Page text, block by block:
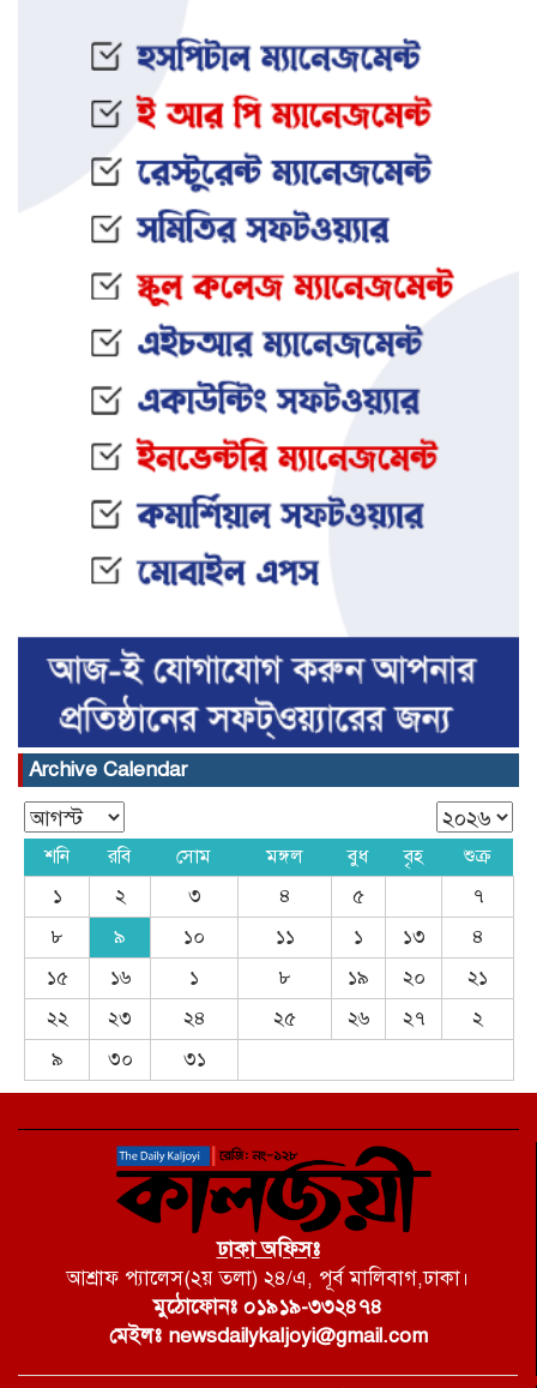
ইফতার অনুষ্ঠানকে কেন্দ্র করে বিএনপি–
জামায়াত সংঘর্ষ: আহত ৮
তিনজনের মৃত্যুদণ্ড
করে যুবকের আত্মহ ত্যা
Archive Calendar
শনি রবি সোম মঙ্গল বুধ বৃহ
শুক্র
১
২ ৩ ৪ ৫
৭
৮
৯ ১০ ১১ ১ ১৩
৪
১৫
১৬ ১ ৮ ১৯ ২০
২১
২২
২৩ ২৪ ২৫ ২৬ ২৭
২
৯
৩০ ৩১
ঢাকা অফিসঃ
আশ্রাফ প্যালেস(২য় তলা) ২৪/এ, পূর্ব মালিবাগ,ঢাকা।
মুঠোফোনঃ ০১৯১৯-৩৩২৪৭৪
মেইলঃ newsdailykaljoyi@gmail.com